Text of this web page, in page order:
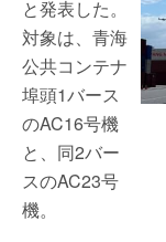
と発表した。
対象は、青海
公共コンテナ
埠頭1バース
のAC16号機
と、同2バー
スのAC23号
機。